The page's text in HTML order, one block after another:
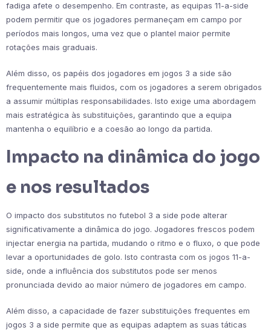
fadiga afete o desempenho. Em contraste, as equipas 11-a-side
podem permitir que os jogadores permaneçam em campo por
períodos mais longos, uma vez que o plantel maior permite
rotações mais graduais.
Além disso, os papéis dos jogadores em jogos 3 a side são
frequentemente mais fluidos, com os jogadores a serem obrigados
a assumir múltiplas responsabilidades. Isto exige uma abordagem
mais estratégica às substituições, garantindo que a equipa
mantenha o equilíbrio e a coesão ao longo da partida.
Impacto na dinâmica do jogo
e nos resultados
O impacto dos substitutos no futebol 3 a side pode alterar
significativamente a dinâmica do jogo. Jogadores frescos podem
injectar energia na partida, mudando o ritmo e o fluxo, o que pode
levar a oportunidades de golo. Isto contrasta com os jogos 11-a-
side, onde a influência dos substitutos pode ser menos
pronunciada devido ao maior número de jogadores em campo.
Além disso, a capacidade de fazer substituições frequentes em
jogos 3 a side permite que as equipas adaptem as suas táticas